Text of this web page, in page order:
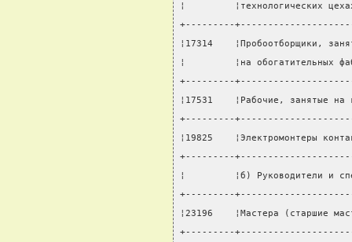
¦         ¦технологических
+---------
¦17314    ¦Пробоотборщики,
¦         ¦на
+---------
¦17531    ¦Рабочие,
+---------
¦19825    ¦Электромонтеры
+---------
¦         ¦б) Руководители
+---------
¦23196    ¦Мастера
+---------